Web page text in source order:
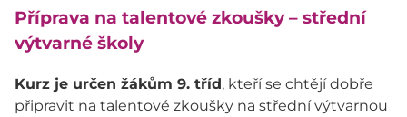
Příprava na talentové zkoušky – střední
výtvarné školy
Kurz je určen žákům 9. tříd, kteří se chtějí dobře
připravit na talentové zkoušky na střední výtvarnou